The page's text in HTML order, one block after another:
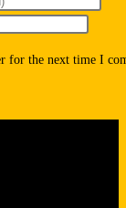
for the next time I